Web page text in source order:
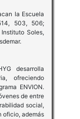
la Escuela
503, 506;
Soles,
desarrolla
ofreciendo
ENVION.
de entre
social,
oficio, además